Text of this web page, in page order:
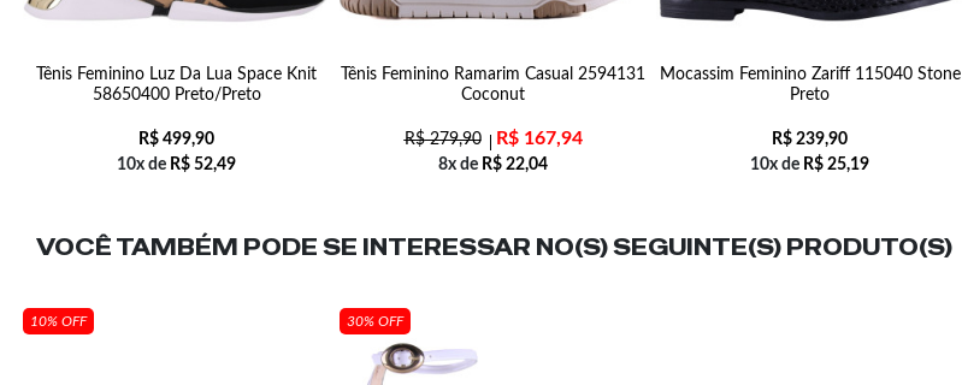
Tênis Feminino Luz Da Lua Space Knit
58650400 Preto/Preto
R$ 499,90
10x de R$ 52,49
Tênis Feminino Ramarim Casual 2594131
Coconut
R$279,90 R$167,94
8x de R$ 22,04
Mocassim Feminino Zariff 115040 Stone
Preto
R$ 239,90
10x de R$ 25,19
VOCÊ TAMBÉM PODE SE INTERESSAR NO(S) SEGUINTE(S) PRODUTO(S)
10% OFF 30% OFF